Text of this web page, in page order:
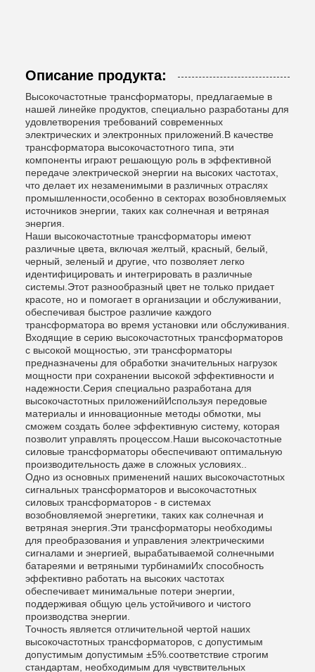
Описание продукта:
Высокочастотные трансформаторы, предлагаемые в
нашей линейке продуктов, специально разработаны для
удовлетворения требований современных
электрических и электронных приложений.В качестве
трансформатора высокочастотного типа, эти
компоненты играют решающую роль в эффективной
передаче электрической энергии на высоких частотах,
что делает их незаменимыми в различных отраслях
промышленности,особенно в секторах возобновляемых
источников энергии, таких как солнечная и ветряная
энергия.
Наши высокочастотные трансформаторы имеют
различные цвета, включая желтый, красный, белый,
черный, зеленый и другие, что позволяет легко
идентифицировать и интегрировать в различные
системы.Этот разнообразный цвет не только придает
красоте, но и помогает в организации и обслуживании,
обеспечивая быстрое различие каждого
трансформатора во время установки или обслуживания.
Входящие в серию высокочастотных трансформаторов
с высокой мощностью, эти трансформаторы
предназначены для обработки значительных нагрузок
мощности при сохранении высокой эффективности и
надежности.Серия специально разработана для
высокочастотных приложенийИспользуя передовые
материалы и инновационные методы обмотки, мы
сможем создать более эффективную систему, которая
позволит управлять процессом.Наши высокочастотные
силовые трансформаторы обеспечивают оптимальную
производительность даже в сложных условиях..
Одно из основных применений наших высокочастотных
сигнальных трансформаторов и высокочастотных
силовых трансформаторов - в системах
возобновляемой энергетики, таких как солнечная и
ветряная энергия.Эти трансформаторы необходимы
для преобразования и управления электрическими
сигналами и энергией, вырабатываемой солнечными
батареями и ветряными турбинамиИх способность
эффективно работать на высоких частотах
обеспечивает минимальные потери энергии,
поддерживая общую цель устойчивого и чистого
производства энергии.
Точность является отличительной чертой наших
высокочастотных трансформаторов, с допустимым
допустимым допустимым ±5%.соответствие строгим
стандартам, необходимым для чувствительных